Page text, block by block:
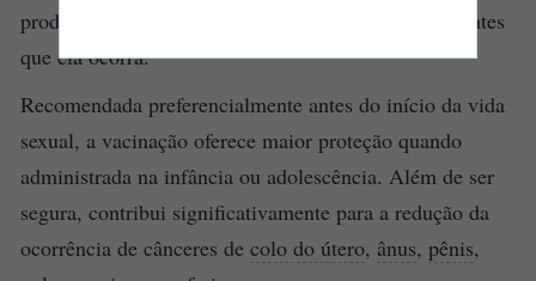
produzir
antes
que ela ocorra.
Recomendada preferencialmente antes do início da vida
sexual, a vacinação oferece maior proteção quando
administrada na infância ou adolescência. Além de ser
segura, contribui significativamente para a redução da
ocorrência de cânceres de colo do útero, ânus, pênis,